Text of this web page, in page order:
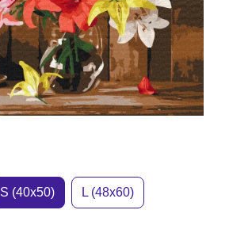
S (40x50) L (48x60)